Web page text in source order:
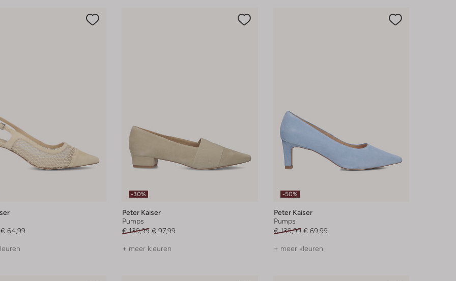
€ 64,99
-30%
Peter Kaiser
Pumps
€ 139,99 € 97,99
+ meer kleuren
-50%
Peter Kaiser
Pumps
€ 139,99 € 69,99
+ meer kleuren